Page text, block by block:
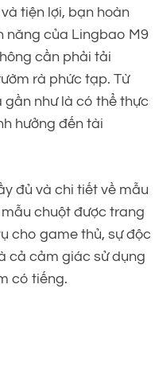
tiện lợi, bạn hoàn
năng của Lingbao M9
cần phải tải
rà phức tạp. Từ
gần như là có thể thực
hưởng đến tài
đủ và chi tiết về mẫu
chuột được trang
cho game thủ, sự độc
cả cảm giác sử dụng
có tiếng.